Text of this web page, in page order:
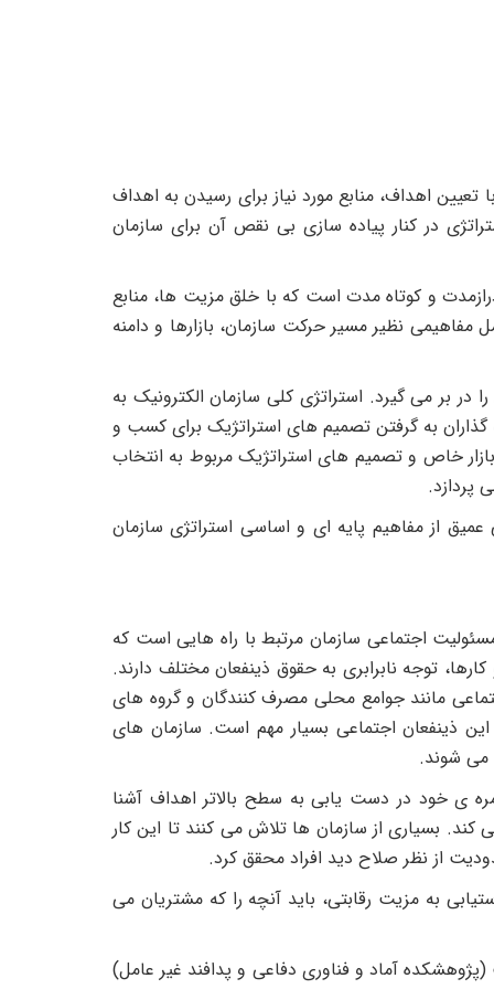
اهداف، منابع مورد نیاز برای رسیدن به اهداف
در کنار پیاده سازی بی نقص آن برای سازمان
و کوتاه مدت است که با خلق مزیت ها، منابع
مفاهیمی نظیر مسیر حرکت سازمان، بازارها و دامنه
بر می گیرد. استراتژی کلی سازمان الکترونیک به
گذاران به گرفتن تصمیم های استراتژیک برای کسب و
خاص و تصمیم های استراتژیک مربوط به انتخاب
پردازد.
از مفاهیم پایه ای و اساسی استراتژی سازمان
اجتماعی سازمان مرتبط با راه هایی است که
توجه نابرابری به حقوق ذینفعان مختلف دارند.
مانند جوامع محلی مصرف کنندگان و گروه های
ذینفعان اجتماعی بسیار مهم است. سازمان های
می شوند.
ی خود در دست یابی به سطح بالاتر اهداف آشنا
بسیاری از سازمان ها تلاش می کنند تا این کار
از نظر صلاح دید افراد محقق کرد.
به مزیت رقابتی، باید آنچه را که مشتریان می
آماد و فناوری دفاعی و پدافند غیر عامل)